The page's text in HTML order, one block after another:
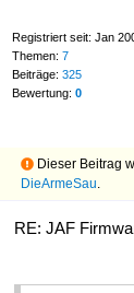
Registriert seit: Jan
Themen: 7
Beiträge: 325
Bewertung: 0
Dieser Beitrag
DieArmeSau
RE: JAF